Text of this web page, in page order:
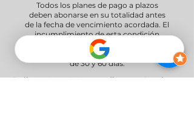
Todos los planes de pago a plazos
deben abonarse en su totalidad antes
de la fecha de vencimiento acordada. El
incumplimiento de esta condición
puede conllevar penalizaciones.
Ofrecemos opciones de pago a plazos
de 30 y 60 días.
Delivery Areas" We proudly serve South